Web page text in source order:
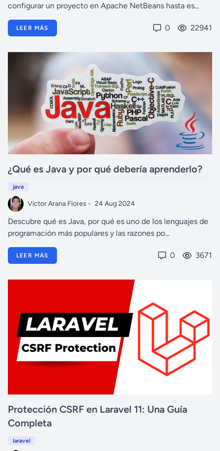
configurar un proyecto en Apache NetBeans hasta es...
LEER MÁS 0 22941
¿Qué es Java y por qué debería aprenderlo?
java
Victor Arana Flores - 24 Aug 2024
Descubre qué es Java, por qué es uno de los lenguajes de
programación más populares y las razones po...
LEER MÁS 0 3671
Protección CSRF en Laravel 11: Una Guía
Completa
laravel